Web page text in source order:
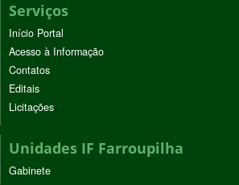
Serviços
Início Portal
Acesso à Informação
Contatos
Editais
Licitações
Unidades IF Farroupilha
Gabinete